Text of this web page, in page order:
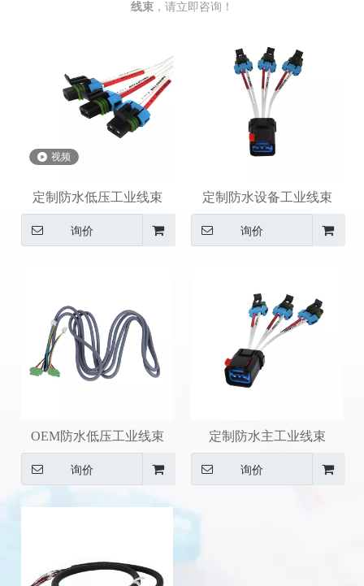
线束 ，请立即咨询！
视频
定制防水低压工业线束
询价
定制防水设备工业线束
询价
OEM防水低压工业线束
询价
定制防水主工业线束
询价